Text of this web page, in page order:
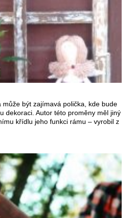
být zajímavá polička, kde bude
dekoraci. Autor této proměny měl jiný
křídlu jeho funkci rámu – vyrobil z